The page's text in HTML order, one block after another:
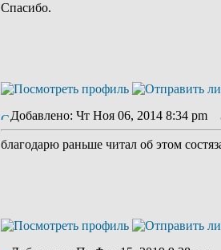
Спасибо.
Добавлено: Чт Ноя 06, 2014 8:34 pm
благодарю раньше читал об этом